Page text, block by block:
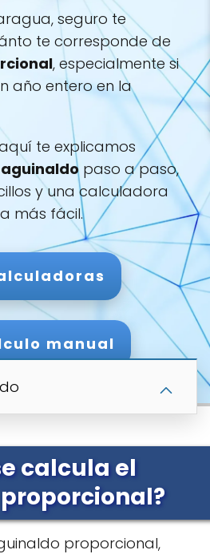
seguro te
te corresponde de
, especialmente si
año entero en la
te explicamos
paso a paso,
y una calculadora
más fácil.
manual
calcula el
proporcional,